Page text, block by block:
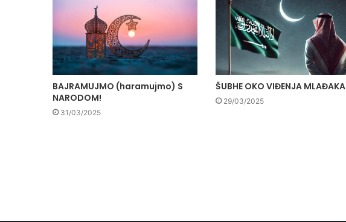
BAJRAMUJMO (haramujmo) S
NARODOM!
31/03/2025
ŠUBHE OKO VIĐENJA MLAĐAKA
29/03/2025